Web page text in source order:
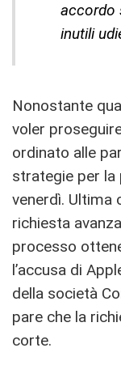
accordo
inutili
Nonostante
voler
ordinato alle
strategie per
venerdì. Ultima
richiesta
processo
l’accusa di
della società
pare che la
corte.